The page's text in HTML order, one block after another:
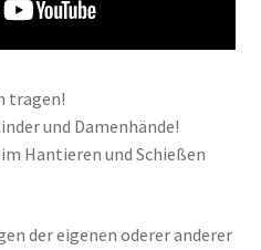
tragen!
und Damenhände!
Hantieren und Schießen
der eigenen oderer anderer